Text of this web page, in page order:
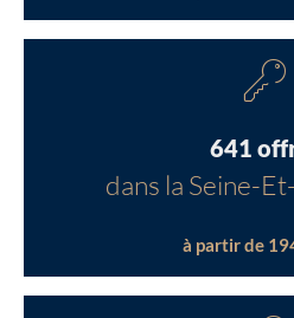
641
dans la Seine-
à partir de